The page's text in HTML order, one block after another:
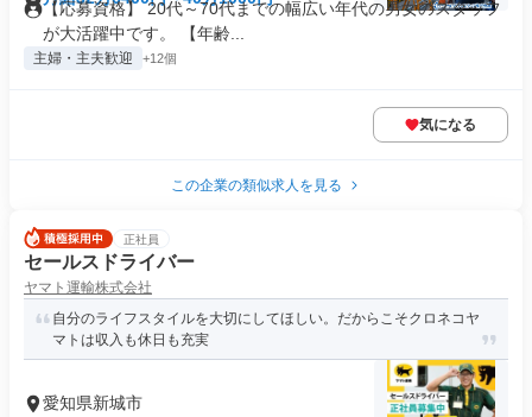
【応募資格】 20代～70代までの幅広い年代の男女のスタッフ
が大活躍中です。 【年齢...
主婦・主夫歓迎 +12個
気になる
この企業の類似求人を見る
正社員
セールスドライバー
ヤマト運輸株式会社
自分のライフスタイルを大切にしてほしい。だからこそクロネコヤ
マトは収入も休日も充実
愛知県新城市